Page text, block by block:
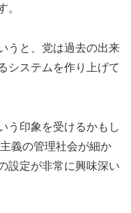
。
うと、党は過去の出来
システムを作り上げて
う印象を受けるかもし
義の管理社会が細か
設定が非常に興味深い